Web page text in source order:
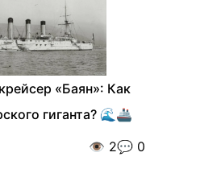
«Баян»: Как
гиганта? 🌊🚢
👁️ 2💬 0